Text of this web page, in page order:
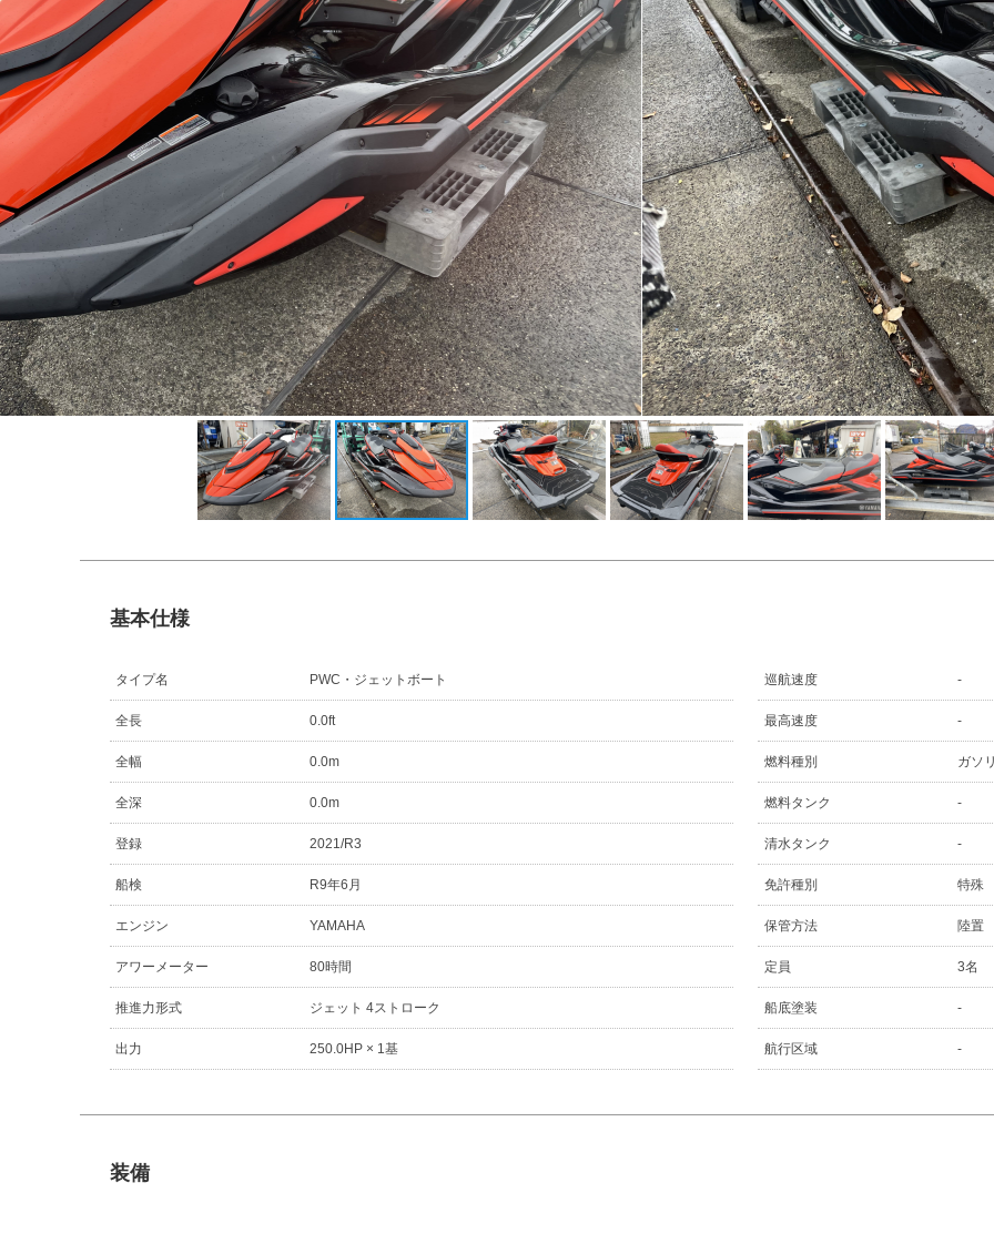
基本仕様
タイプ名 PWC・ジェットボート
全長 0.0ft
全幅 0.0m
全深 0.0m
登録 2021/R3
船検 R9年6月
エンジン YAMAHA
アワーメーター 80時間
推進力形式 ジェット 4ストローク
出力 250.0HP × 1基
巡航速度 -
最高速度 -
燃料種別 ガソ
燃料タンク -
清水タンク -
免許種別 特殊
保管方法 陸置
定員 3名
船底塗装 -
航行区域 -
装備